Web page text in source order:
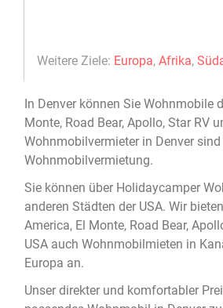
In Denver können Sie Wohnmobile
Monte, Road Bear, Apollo, Star RV
Wohnmobilvermieter in Denver
Wohnmobilvermietung.
Sie können über Holidaycamper
anderen Städten der USA. Wir
America, El Monte, Road Bear,
USA auch Wohnmobilmieten in
Europa an.
Unser direkter und komfortabler